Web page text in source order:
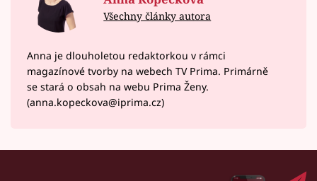
Všechny články autora
Anna je dlouholetou redaktorkou v rámci
magazínové tvorby na webech TV Prima. Primárně
se stará o obsah na webu Prima Ženy.
(anna.kopeckova@iprima.cz)